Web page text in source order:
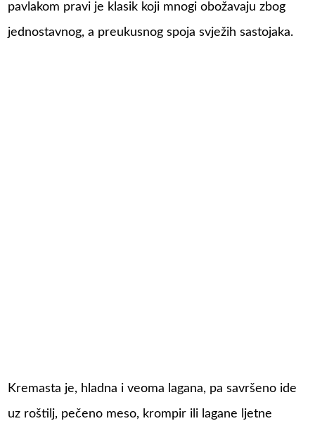
pavlakom pravi je klasik koji mnogi obožavaju zbog
jednostavnog, a preukusnog spoja svježih sastojaka.
Kremasta je, hladna i veoma lagana, pa savršeno ide
uz roštilj, pečeno meso, krompir ili lagane ljetne